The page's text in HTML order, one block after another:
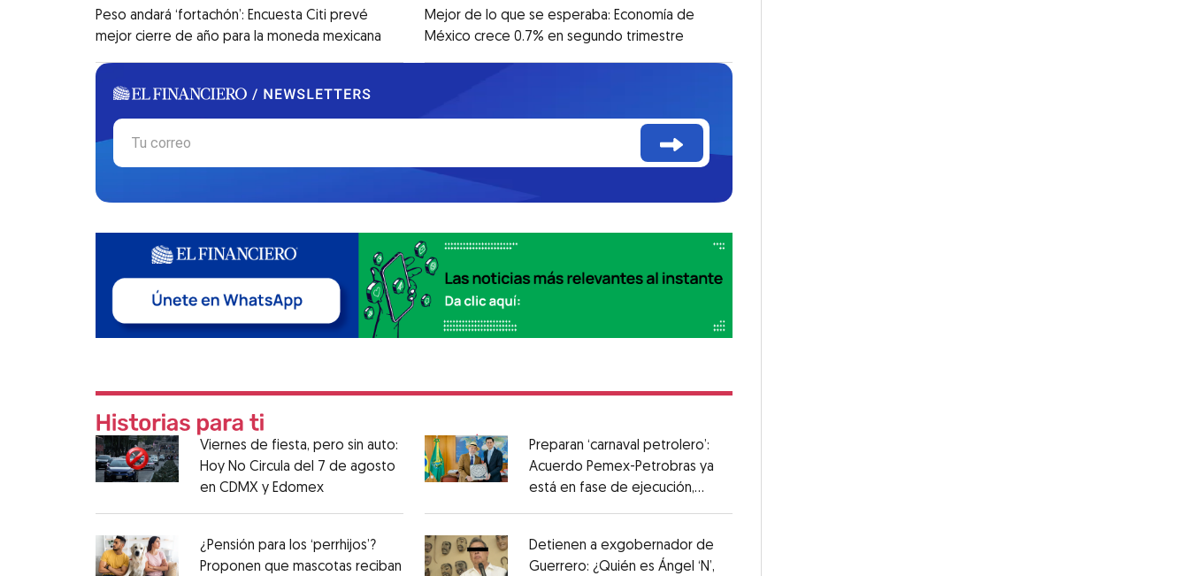
Peso andará ‘fortachón’: Encuesta Citi prevé
mejor cierre de año para la moneda mexicana
Mejor de lo que se esperaba: Economía de
México crece 0.7% en segundo trimestre
Viernes de fiesta, pero sin auto:
Hoy No Circula del 7 de agosto
en CDMX y Edomex
Preparan ‘carnaval petrolero’:
Acuerdo Pemex-Petrobras ya
está en fase de ejecución,
¿Pensión para los ‘perrhijos’?
Proponen que mascotas reciban
Detienen a exgobernador de
Guerrero: ¿Quién es Ángel ‘N’,